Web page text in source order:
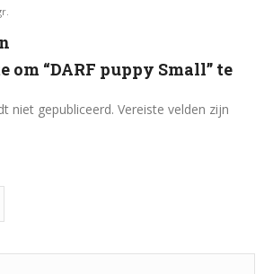
om “DARF puppy Small” te
niet gepubliceerd. Vereiste velden zijn